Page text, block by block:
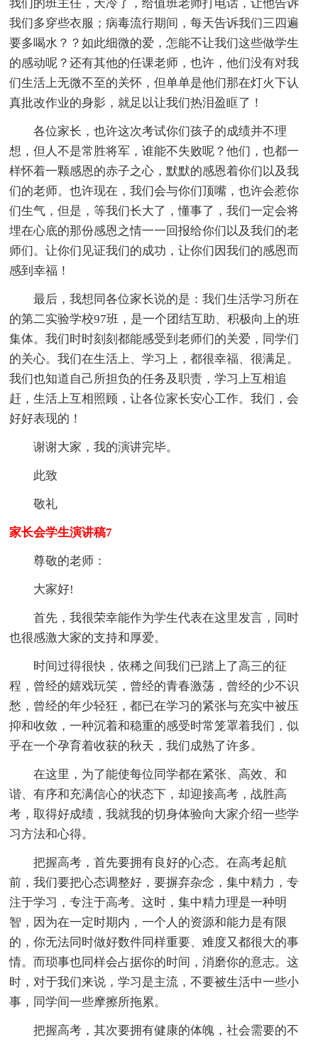
我们的班主任，天冷了，给值班老师打电话，让他告诉
我们多穿些衣服；病毒流行期间，每天告诉我们三四遍
要多喝水？？如此细微的爱，怎能不让我们这些做学生
的感动呢？还有其他的任课老师，也许，他们没有对我
们生活上无微不至的关怀，但单单是他们那在灯火下认
真批改作业的身影，就足以让我们热泪盈眶了！
各位家长，也许这次考试你们孩子的成绩并不理
想，但人不是常胜将军，谁能不失败呢？他们，也都一
样怀着一颗感恩的赤子之心，默默的感恩着你们以及我
们的老师。也许现在，我们会与你们顶嘴，也许会惹你
们生气，但是，等我们长大了，懂事了，我们一定会将
埋在心底的那份感恩之情一一回报给你们以及我们的老
师们。让你们见证我们的成功，让你们因我们的感恩而
感到幸福！
最后，我想同各位家长说的是：我们生活学习所在
的第二实验学校97班，是一个团结互助、积极向上的班
集体。我们时时刻刻都能感受到老师们的关爱，同学们
的关心。我们在生活上、学习上，都很幸福、很满足。
我们也知道自己所担负的任务及职责，学习上互相追
赶，生活上互相照顾，让各位家长安心工作。我们，会
好好表现的！
谢谢大家，我的演讲完毕。
此致
敬礼
家长会学生演讲稿7
尊敬的老师：
大家好!
首先，我很荣幸能作为学生代表在这里发言，同时
也很感激大家的支持和厚爱。
时间过得很快，依稀之间我们已踏上了高三的征
程，曾经的嬉戏玩笑，曾经的青春激荡，曾经的少不识
愁，曾经的年少轻狂，都已在学习的紧张与充实中被压
抑和收敛，一种沉着和稳重的感受时常笼罩着我们，似
乎在一个孕育着收获的秋天，我们成熟了许多。
在这里，为了能使每位同学都在紧张、高效、和
谐、有序和充满信心的状态下，却迎接高考，战胜高
考，取得好成绩，我就我的切身体验向大家介绍一些学
习方法和心得。
把握高考，首先要拥有良好的心态。在高考起航
前，我们要把心态调整好，要摒弃杂念，集中精力，专
注于学习，专注于高考。这时，集中精力理是一种明
智，因为在一定时期内，一个人的资源和能力是有限
的，你无法同时做好数件同样重要、难度又都很大的事
情。而琐事也同样会占据你的时间，消磨你的意志。这
时，对于我们来说，学习是主流，不要被生活中一些小
事，同学间一些摩擦所拖累。
把握高考，其次要拥有健康的体魄，社会需要的不